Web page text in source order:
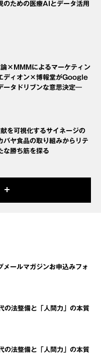
のための医療AIとデータ活用
論×MMMによるマーケティン
ディオン×博報堂がGoogle
ータドリブンな意思決定―
を可視化するサイネージの
バヤ食品の取り組みからリテ
な勝ち筋を探る
メールマガジンお申込みフォ
の法整備と「人間力」の本質
の法整備と「人間力」の本質